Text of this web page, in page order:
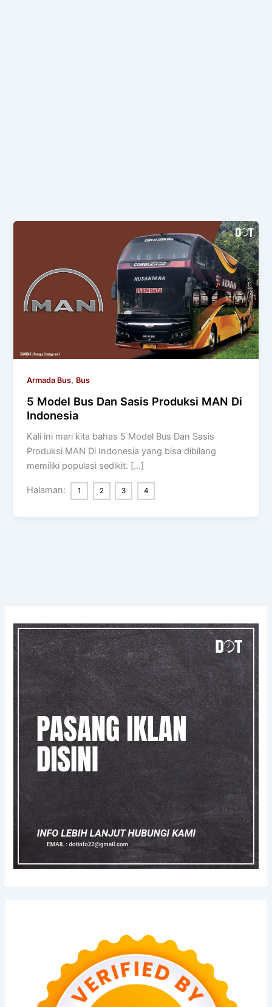
Armada Bus, Bus
5 Model Bus Dan Sasis Produksi MAN Di
Indonesia
Kali ini mari kita bahas 5 Model Bus Dan Sasis
Produksi MAN Di Indonesia yang bisa dibilang
memiliki populasi sedikit. […]
Halaman: 1 2 3 4